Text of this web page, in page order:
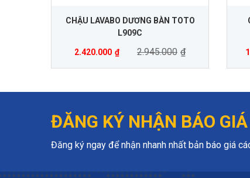
CHẬU LAVABO DƯƠNG BÀN TOTO
L909C
2.420.000 ₫ 2.945.000 ₫
ĐĂNG KÝ NHẬN BÁO GIÁ
Đăng ký ngay để nhận nhanh nhất bản báo giá